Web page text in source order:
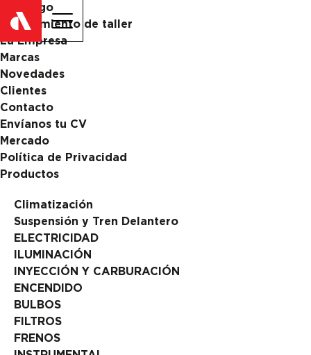
Catalogo
Equipamiento de taller
La Empresa
Marcas
Novedades
Clientes
Contacto
Envíanos tu CV
Mercado
Política de Privacidad
Productos
Climatización
Suspensión y Tren Delantero
ELECTRICIDAD
ILUMINACIÓN
INYECCIÓN Y CARBURACIÓN
ENCENDIDO
BULBOS
FILTROS
FRENOS